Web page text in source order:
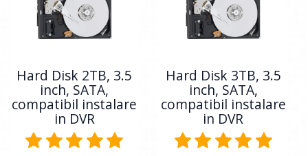
Hard Disk 2TB, 3.5
inch, SATA,
compatibil instalare
in DVR
Hard Disk 3TB, 3.5
inch, SATA,
compatibil instalare
in DVR